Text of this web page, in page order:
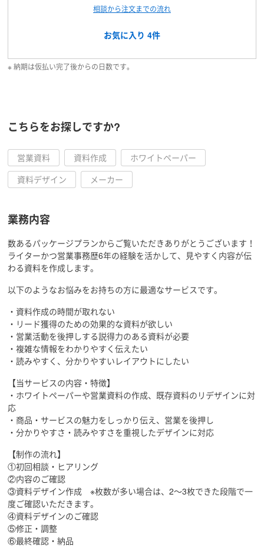
こちらをお探しですか?
営業資料 資料作成
ホワイトペーパー
資料デザイン
メーカー
業務内容
数あるパッケージプランからご覧いただきありがとうございます！
ライターかつ営業事務歴6年の経験を活かして、見やすく内容が伝
わる資料を作成します。
以下のようなお悩みをお持ちの方に最適なサービスです。
・資料作成の時間が取れない
・リード獲得のための効果的な資料が欲しい
・営業活動を後押しする説得力のある資料が必要
・複雑な情報をわかりやすく伝えたい
・読みやすく、分かりやすいレイアウトにしたい
【当サービスの内容・特徴】
・ホワイトペーパーや営業資料の作成、既存資料のリデザインに対
応
・商品・サービスの魅力をしっかり伝え、営業を後押し
・分かりやすさ・読みやすさを重視したデザインに対応
【制作の流れ】
①初回相談・ヒアリング
②内容のご確認
③資料デザイン作成 ※枚数が多い場合は、2〜3枚できた段階で一
度ご確認いただきます。
④資料デザインのご確認
⑤修正・調整
⑥最終確認・納品
相談から注文までの流れ
お気に入り 4件
※ 納期は仮払い完了後からの日数です。